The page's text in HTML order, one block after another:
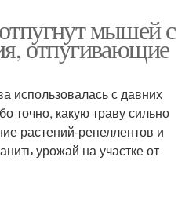
мышей с
отпугивающие
использовалась с давних
точно, какую траву сильно
растений-репеллентов и
урожай на участке от